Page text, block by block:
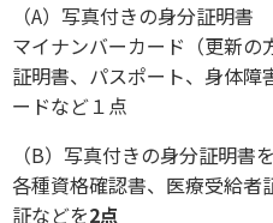
（A）写真付きの身分証明書
マイナンバーカード（更新の
証明書、パスポート、身体障
ードなど１点
（B）写真付きの身分証明書
各種資格確認書、医療受給者
証などを2点